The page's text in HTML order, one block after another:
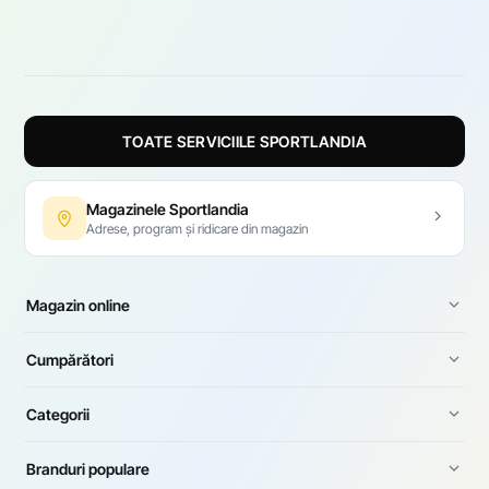
TOATE SERVICIILE SPORTLANDIA
Magazinele Sportlandia
Adrese, program și ridicare din magazin
Magazin online
Cumpărători
Categorii
Branduri populare